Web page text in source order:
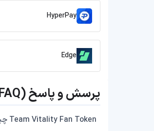
HyperPay
Edge
پرسش و پاسخ (FAQ)
Team Vitality Fan Token چیست؟